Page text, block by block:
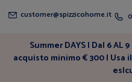
customer@spizzicohome.it
Summer DAYS | Dal 6 AL
acquisto minimo € 300 | Usa